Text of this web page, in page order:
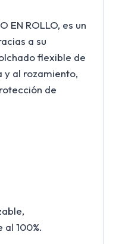
EN ROLLO, es un
a su
flexible de
y al rozamiento,
de
100%.